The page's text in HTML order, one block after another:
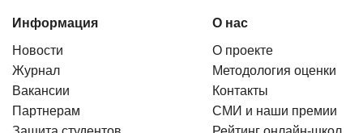
Информация
Новости
Журнал
Вакансии
Партнерам
О нас
О проекте
Методология оценки
Контакты
СМИ и наши премии